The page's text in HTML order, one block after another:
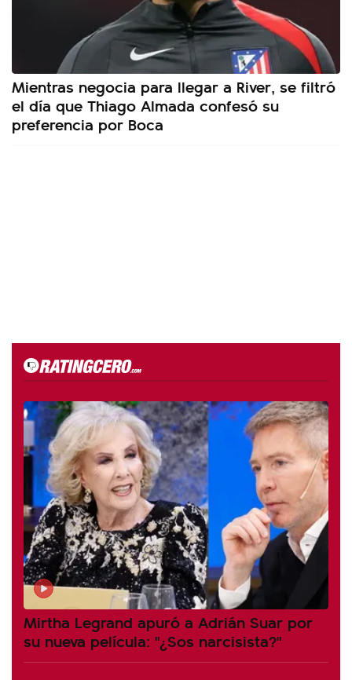
Mientras negocia para llegar a River, se filtró
el día que Thiago Almada confesó su
preferencia por Boca
Mirtha Legrand apuró a Adrián Suar por
su nueva película: "¿Sos narcisista?"